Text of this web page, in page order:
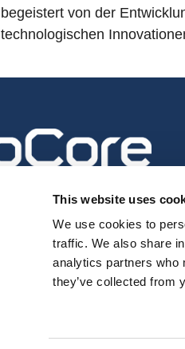
This website uses
We use cookies to
traffic. We also share
analytics partners who
they’ve collected from
begeistert von der
technologischen